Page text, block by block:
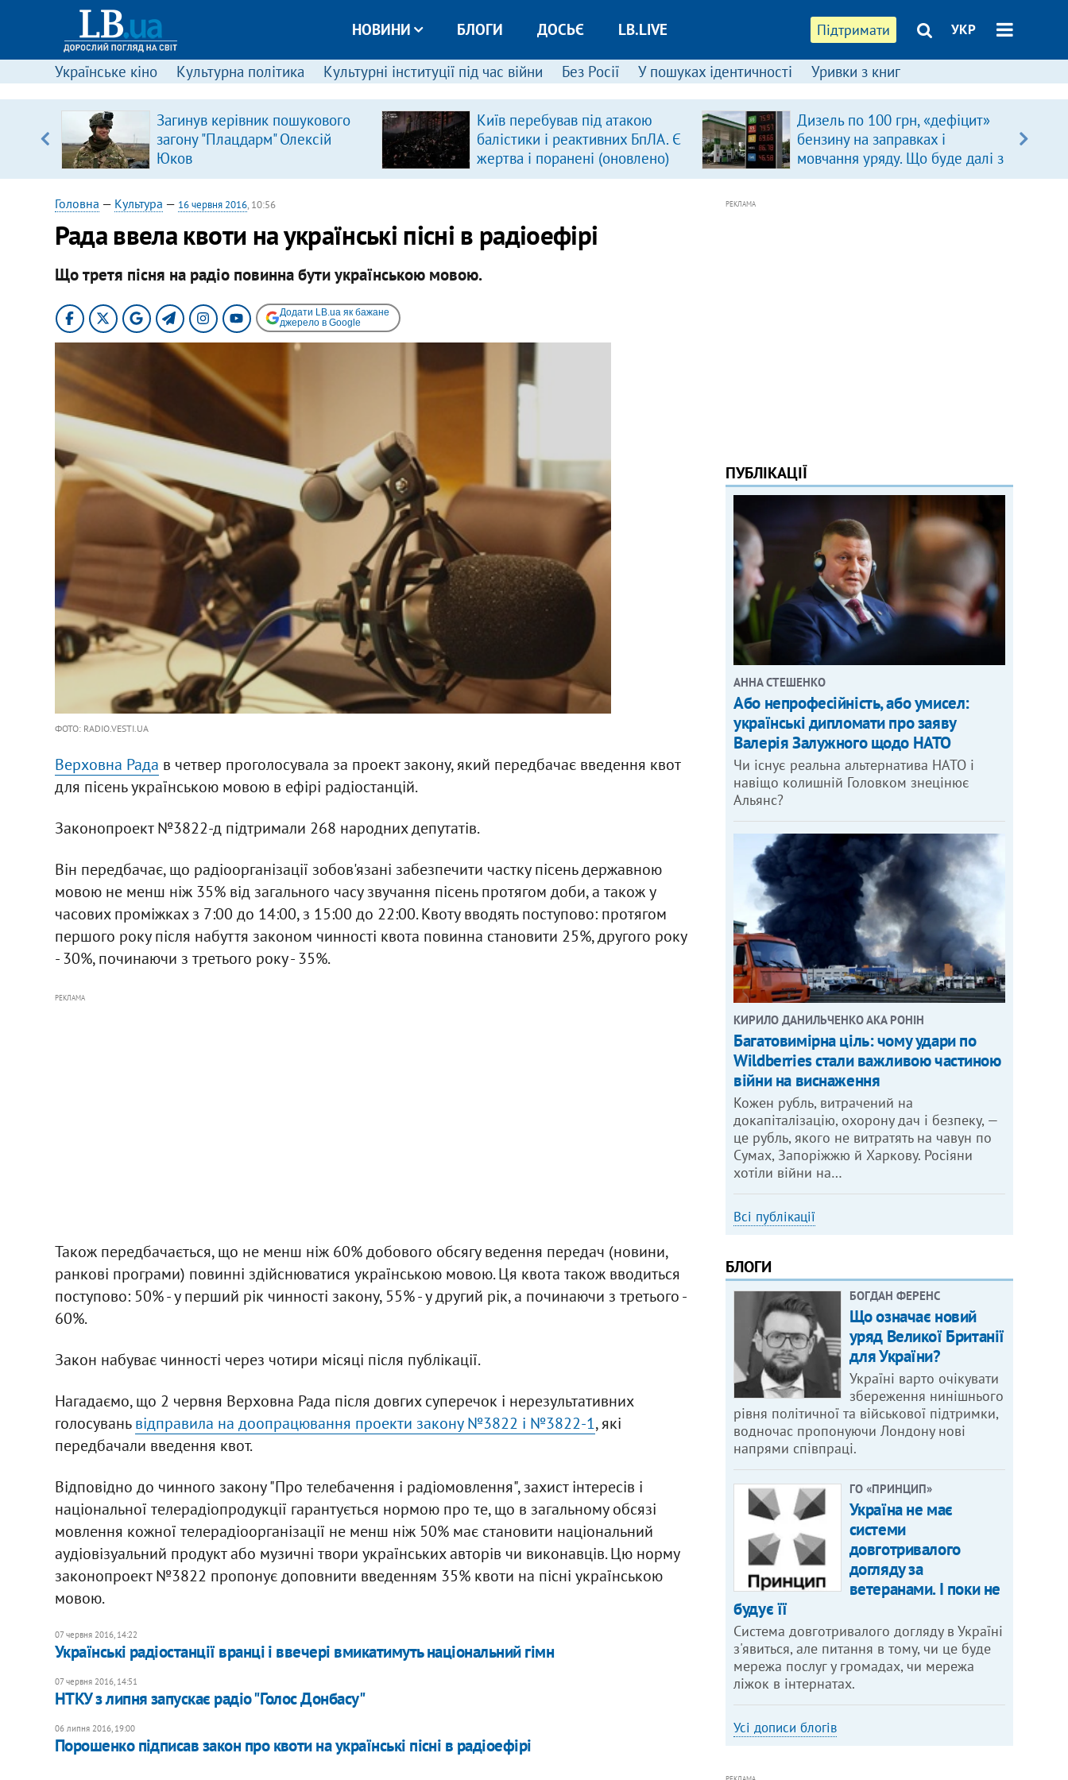
Підтримати УКР
НОВИНИ БЛОГИ ДОСЬЄ LB.LIVE
Українське кіно Культурна політика Культурні інституції під час війни Без Росії У пошуках ідентичності Уривки з книг
Загинув керівник пошукового
загону "Плацдарм" Олексій
Юков
Київ перебував під атакою
балістики і реактивних БпЛА. Є
жертва і поранені (оновлено)
Дизель по 100 грн, «дефіцит»
бензину на заправках і
мовчання уряду. Що буде далі з
цінами на пальне?
Головна — Культура — 16 червня 2016, 10:56
Рада ввела квоти на українські пісні в радіоефірі
Що третя пісня на радіо повинна бути українською мовою.
Додати LB.ua як бажане
джерело в Google
ФОТО: RADIO.VESTI.UA
Верховна Рада в четвер проголосувала за проект закону, який передбачає введення квот
для пісень українською мовою в ефірі радіостанцій.
Законопроект №3822-д підтримали 268 народних депутатів.
Він передбачає, що радіоорганізації зобов'язані забезпечити частку пісень державною
мовою не менш ніж 35% від загального часу звучання пісень протягом доби, а також у
часових проміжках з 7:00 до 14:00, з 15:00 до 22:00. Квоту вводять поступово: протягом
першого року після набуття законом чинності квота повинна становити 25%, другого року
- 30%, починаючи з третього року - 35%.
РЕКЛАМА
Також передбачається, що не менш ніж 60% добового обсягу ведення передач (новини,
ранкові програми) повинні здійснюватися українською мовою. Ця квота також вводиться
поступово: 50% - у перший рік чинності закону, 55% - у другий рік, а починаючи з третього -
60%.
Закон набуває чинності через чотири місяці після публікації.
Нагадаємо, що 2 червня Верховна Рада після довгих суперечок і нерезультативних
голосуваньвідправила на доопрацювання проекти закону №3822 і №3822-1, які
передбачали введення квот.
Відповідно до чинного закону "Про телебачення і радіомовлення", захист інтересів і
національної телерадіопродукції гарантується нормою про те, що в загальному обсязі
мовлення кожної телерадіоорганізації не менш ніж 50% має становити національний
аудіовізуальний продукт або музичні твори українських авторів чи виконавців. Цю норму
законопроект №3822 пропонує доповнити введенням 35% квоти на пісні українською
мовою.
07 червня 2016, 14:22
Українські радіостанції вранці і ввечері вмикатимуть національний гімн
07 червня 2016, 14:51
НТКУ з липня запускає радіо "Голос Донбасу"
06 липня 2016, 19:00
Порошенко підписав закон про квоти на українські пісні в радіоефірі
РЕКЛАМА
ПУБЛІКАЦІЇ
АННА СТЕШЕНКО
Або непрофесійність, або умисел:
українські дипломати про заяву
Валерія Залужного щодо НАТО
Чи існує реальна альтернатива НАТО і
навіщо колишній Головком знецінює
Альянс?
КИРИЛО ДАНИЛЬЧЕНКО АКА РОНІН
Багатовимірна ціль: чому удари по
Wildberries стали важливою частиною
війни на виснаження
Кожен рубль, витрачений на
докапіталізацію, охорону дач і безпеку, —
це рубль, якого не витратять на чавун по
Сумах, Запоріжжю й Харкову. Росіяни
хотіли війни на…
Всі публікації
БЛОГИ
БОГДАН ФЕРЕНС
Що означає новий
уряд Великої Британії
для України?
Україні варто очікувати
збереження нинішнього
рівня політичної та військової підтримки,
водночас пропонуючи Лондону нові
напрями співпраці.
ГО «ПРИНЦИП»
Україна не має
системи
довготривалого
догляду за
ветеранами. І поки не
будує її
Система довготривалого догляду в Україні
з'явиться, але питання в тому, чи це буде
мережа послуг у громадах, чи мережа
ліжок в інтернатах.
Усі дописи блогів